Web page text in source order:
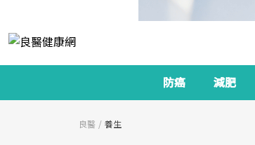
防癌 減肥
良醫 養生